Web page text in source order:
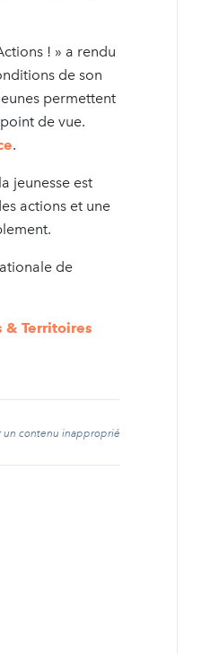
! » a rendu
de son
permettent
de vue.
.
jeunesse est
actions et une
de
& Territoires
un contenu inapproprié